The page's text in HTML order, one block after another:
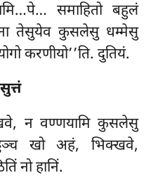
समाहितो बहुलं
तेसुयेव कुसलेसु धम्मेसु
करणीयो’’ति. दुतियं.
न वण्णयामि कुसलेसु
खो अहं, भिक्खवे,
नो हानिं.